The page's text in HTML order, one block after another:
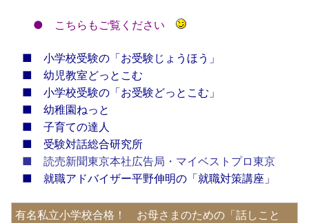
● こちらもご覧ください
■
小学校受験の「お受験じょうほう」
■ 幼児教室どっとこむ
■ 小学校受験の「お受験どっとこむ」
■ 幼稚園ねっと
■ 子育ての達人
■ 受験対話総合研究所
■ 読売新聞東京本社広告局・マイベストプロ東京
■ 就職アドバイザー平野伸明の「就職対策講座」
有名私立小学校合格！ お母さまのための「話しこと